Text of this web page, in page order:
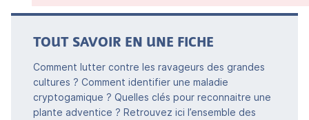
TOUT SAVOIR EN UNE FICHE
Comment lutter contre les ravageurs des grandes
cultures ? Comment identifier une maladie
cryptogamique ? Quelles clés pour reconnaitre une
plante adventice ? Retrouvez ici l’ensemble des